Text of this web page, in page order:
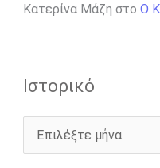
Κατερίνα Μάζη στο Ο
Ιστορικό